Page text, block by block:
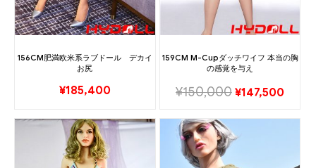
156CM肥満欧米系ラブドール デカイ
お尻
¥185,400
159CM M-Cupダッチワイフ 本当の胸
の感覚を与え
¥150,000 ¥147,500